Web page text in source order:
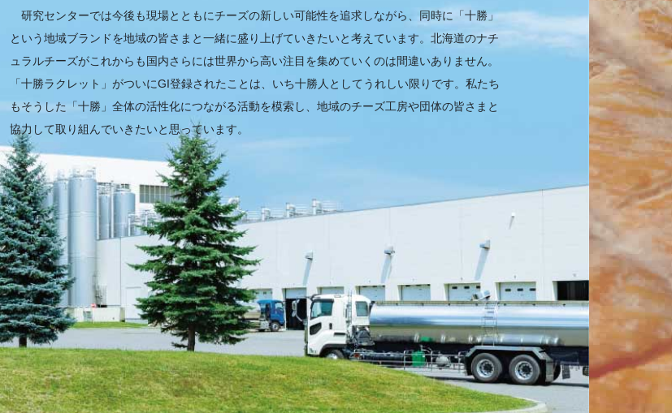
研究センターでは今後も現場とともにチーズの新しい可能性を追求しながら、同時に「十勝」
という地域ブランドを地域の皆さまと一緒に盛り上げていきたいと考えています。北海道のナチ
ュラルチーズがこれからも国内さらには世界から高い注目を集めていくのは間違いありません。
「十勝ラクレット」がついにGI登録されたことは、いち十勝人としてうれしい限りです。私たち
もそうした「十勝」全体の活性化につながる活動を模索し、地域のチーズ工房や団体の皆さまと
協力して取り組んでいきたいと思っています。